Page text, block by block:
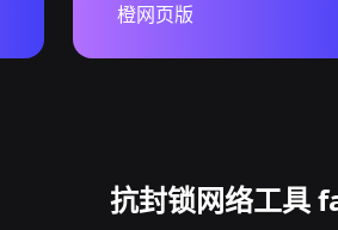
橙网页版
抗封锁网络工具